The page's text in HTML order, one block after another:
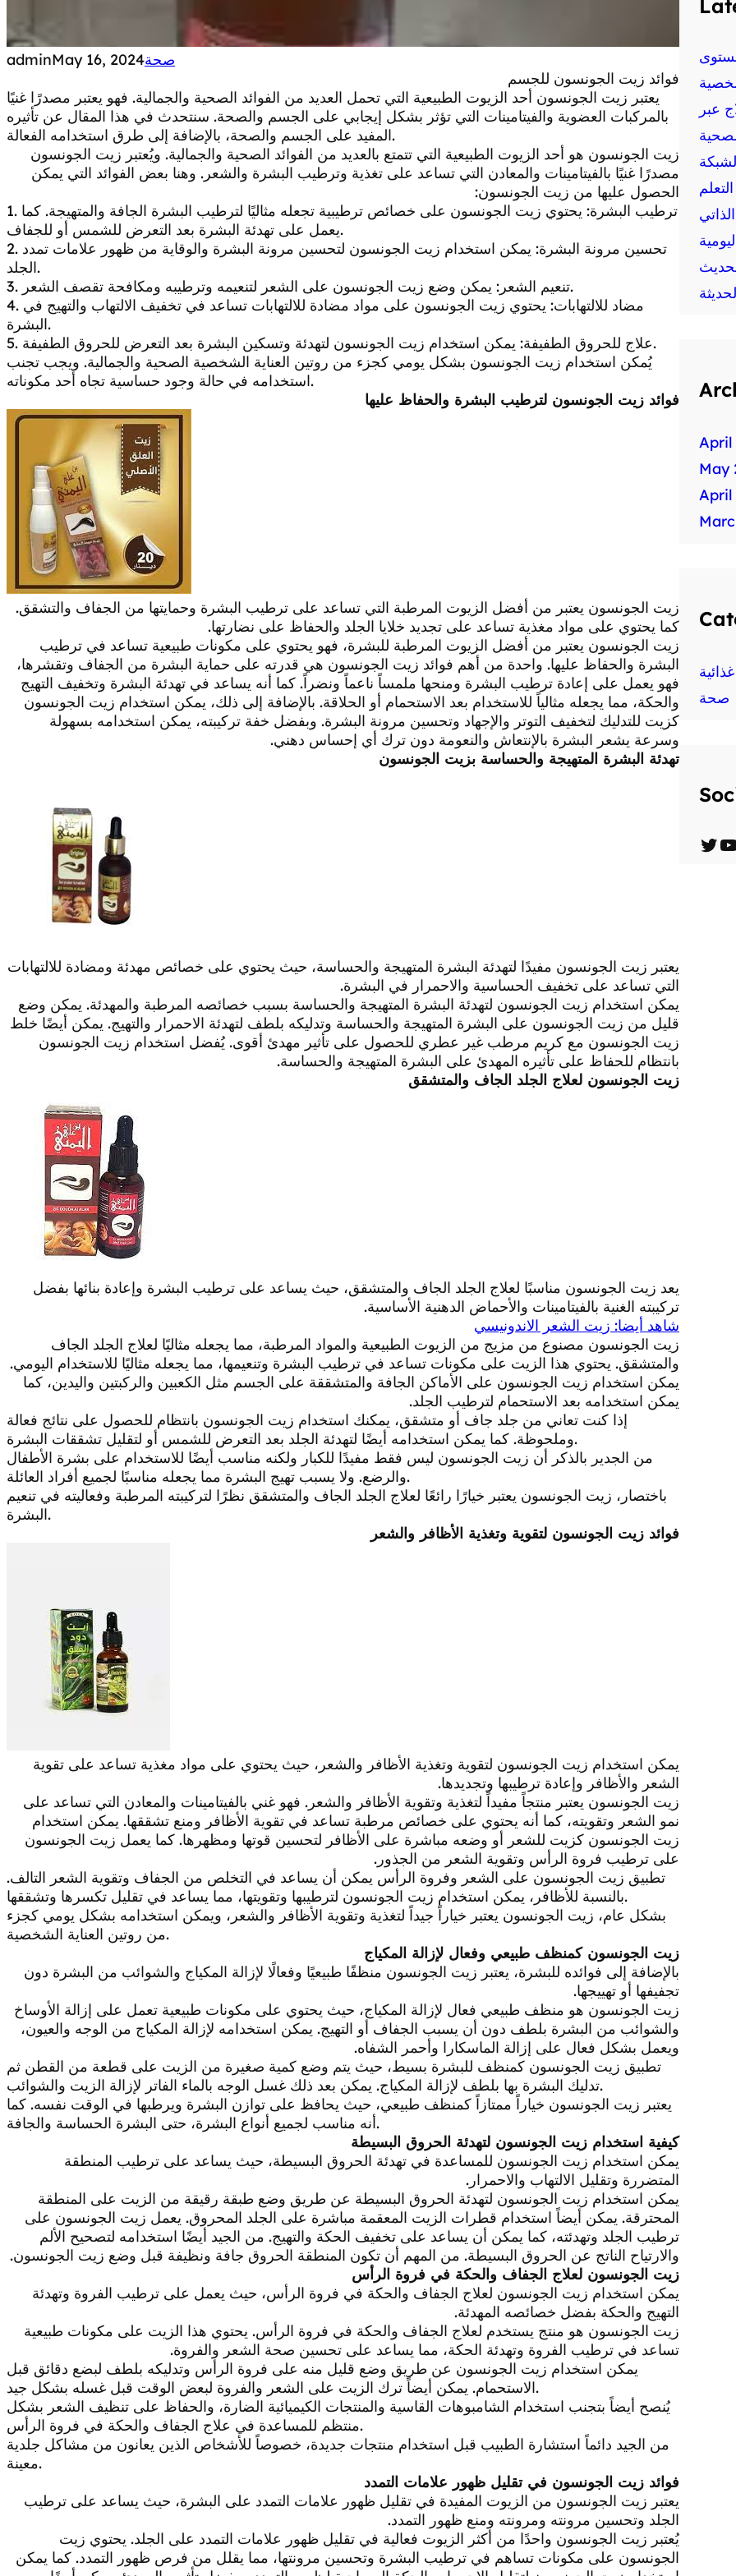
adminMay 16, 2024صحة
فوائد زيت الجونسون للجسم
يعتبر زيت الجونسون أحد الزيوت الطبيعية التي تحمل العديد من الفوائد الصحية والجمالية. فهو يعتبر مصدرًا غنيًا
بالمركبات العضوية والفيتامينات التي تؤثر بشكل إيجابي على الجسم والصحة. سنتحدث في هذا المقال عن تأثيره
المفيد على الجسم والصحة، بالإضافة إلى طرق استخدامه الفعالة.
زيت الجونسون هو أحد الزيوت الطبيعية التي تتمتع بالعديد من الفوائد الصحية والجمالية. ويُعتبر زيت الجونسون
مصدرًا غنيًا بالفيتامينات والمعادن التي تساعد على تغذية وترطيب البشرة والشعر. وهنا بعض الفوائد التي يمكن
الحصول عليها من زيت الجونسون:
1. ترطيب البشرة: يحتوي زيت الجونسون على خصائص ترطيبية تجعله مثاليًا لترطيب البشرة الجافة والمتهيجة. كما
يعمل على تهدئة البشرة بعد التعرض للشمس أو للجفاف.
2. تحسين مرونة البشرة: يمكن استخدام زيت الجونسون لتحسين مرونة البشرة والوقاية من ظهور علامات تمدد
الجلد.
3. تنعيم الشعر: يمكن وضع زيت الجونسون على الشعر لتنعيمه وترطيبه ومكافحة تقصف الشعر.
4. مضاد للالتهابات: يحتوي زيت الجونسون على مواد مضادة للالتهابات تساعد في تخفيف الالتهاب والتهيج في
البشرة.
5. علاج للحروق الطفيفة: يمكن استخدام زيت الجونسون لتهدئة وتسكين البشرة بعد التعرض للحروق الطفيفة.
يُمكن استخدام زيت الجونسون بشكل يومي كجزء من روتين العناية الشخصية الصحية والجمالية. ويجب تجنب
استخدامه في حالة وجود حساسية تجاه أحد مكوناته.
فوائد زيت الجونسون لترطيب البشرة والحفاظ عليها
زيت الجونسون يعتبر من أفضل الزيوت المرطبة التي تساعد على ترطيب البشرة وحمايتها من الجفاف والتشقق.
كما يحتوي على مواد مغذية تساعد على تجديد خلايا الجلد والحفاظ على نضارتها.
زيت الجونسون يعتبر من أفضل الزيوت المرطبة للبشرة، فهو يحتوي على مكونات طبيعية تساعد في ترطيب
البشرة والحفاظ عليها. واحدة من أهم فوائد زيت الجونسون هي قدرته على حماية البشرة من الجفاف وتقشرها،
فهو يعمل على إعادة ترطيب البشرة ومنحها ملمساً ناعماً ونضراً. كما أنه يساعد في تهدئة البشرة وتخفيف التهيج
والحكة، مما يجعله مثالياً للاستخدام بعد الاستحمام أو الحلاقة. بالإضافة إلى ذلك، يمكن استخدام زيت الجونسون
كزيت للتدليك لتخفيف التوتر والإجهاد وتحسين مرونة البشرة. وبفضل خفة تركيبته، يمكن استخدامه بسهولة
وسرعة يشعر البشرة بالإنتعاش والنعومة دون ترك أي إحساس دهني.
تهدئة البشرة المتهيجة والحساسة بزيت الجونسون
يعتبر زيت الجونسون مفيدًا لتهدئة البشرة المتهيجة والحساسة، حيث يحتوي على خصائص مهدئة ومضادة للالتهابات
التي تساعد على تخفيف الحساسية والاحمرار في البشرة.
يمكن استخدام زيت الجونسون لتهدئة البشرة المتهيجة والحساسة بسبب خصائصه المرطبة والمهدئة. يمكن وضع
قليل من زيت الجونسون على البشرة المتهيجة والحساسة وتدليكه بلطف لتهدئة الاحمرار والتهيج. يمكن أيضًا خلط
زيت الجونسون مع كريم مرطب غير عطري للحصول على تأثير مهدئ أقوى. يُفضل استخدام زيت الجونسون
بانتظام للحفاظ على تأثيره المهدئ على البشرة المتهيجة والحساسة.
زيت الجونسون لعلاج الجلد الجاف والمتشقق
يعد زيت الجونسون مناسبًا لعلاج الجلد الجاف والمتشقق، حيث يساعد على ترطيب البشرة وإعادة بنائها بفضل
تركيبته الغنية بالفيتامينات والأحماض الدهنية الأساسية.
شاهد أيضا: زيت الشعر الاندونيسي
زيت الجونسون مصنوع من مزيج من الزيوت الطبيعية والمواد المرطبة، مما يجعله مثاليًا لعلاج الجلد الجاف
والمتشقق. يحتوي هذا الزيت على مكونات تساعد في ترطيب البشرة وتنعيمها، مما يجعله مثاليًا للاستخدام اليومي.
يمكن استخدام زيت الجونسون على الأماكن الجافة والمتشققة على الجسم مثل الكعبين والركبتين واليدين، كما
يمكن استخدامه بعد الاستحمام لترطيب الجلد.
إذا كنت تعاني من جلد جاف أو متشقق، يمكنك استخدام زيت الجونسون بانتظام للحصول على نتائج فعالة
وملحوظة. كما يمكن استخدامه أيضًا لتهدئة الجلد بعد التعرض للشمس أو لتقليل تشققات البشرة.
من الجدير بالذكر أن زيت الجونسون ليس فقط مفيدًا للكبار ولكنه مناسب أيضًا للاستخدام على بشرة الأطفال
والرضع. ولا يسبب تهيج البشرة مما يجعله مناسبًا لجميع أفراد العائلة.
باختصار، زيت الجونسون يعتبر خيارًا رائعًا لعلاج الجلد الجاف والمتشقق نظرًا لتركيبته المرطبة وفعاليته في تنعيم
البشرة.
فوائد زيت الجونسون لتقوية وتغذية الأظافر والشعر
يمكن استخدام زيت الجونسون لتقوية وتغذية الأظافر والشعر، حيث يحتوي على مواد مغذية تساعد على تقوية
الشعر والأظافر وإعادة ترطيبها وتجديدها.
زيت الجونسون يعتبر منتجاً مفيداً لتغذية وتقوية الأظافر والشعر. فهو غني بالفيتامينات والمعادن التي تساعد على
نمو الشعر وتقويته، كما أنه يحتوي على خصائص مرطبة تساعد في تقوية الأظافر ومنع تشققها. يمكن استخدام
زيت الجونسون كزيت للشعر أو وضعه مباشرة على الأظافر لتحسين قوتها ومظهرها. كما يعمل زيت الجونسون
على ترطيب فروة الرأس وتقوية الشعر من الجذور.
تطبيق زيت الجونسون على الشعر وفروة الرأس يمكن أن يساعد في التخلص من الجفاف وتقوية الشعر التالف.
بالنسبة للأظافر، يمكن استخدام زيت الجونسون لترطيبها وتقويتها، مما يساعد في تقليل تكسرها وتشققها.
بشكل عام، زيت الجونسون يعتبر خياراً جيداً لتغذية وتقوية الأظافر والشعر، ويمكن استخدامه بشكل يومي كجزء
من روتين العناية الشخصية.
زيت الجونسون كمنظف طبيعي وفعال لإزالة المكياج
بالإضافة إلى فوائده للبشرة، يعتبر زيت الجونسون منظفًا طبيعيًا وفعالًا لإزالة المكياج والشوائب من البشرة دون
تجفيفها أو تهييجها.
زيت الجونسون هو منظف طبيعي فعال لإزالة المكياج، حيث يحتوي على مكونات طبيعية تعمل على إزالة الأوساخ
والشوائب من البشرة بلطف دون أن يسبب الجفاف أو التهيج. يمكن استخدامه لإزالة المكياج من الوجه والعيون،
ويعمل بشكل فعال على إزالة الماسكارا وأحمر الشفاه.
تطبيق زيت الجونسون كمنظف للبشرة بسيط، حيث يتم وضع كمية صغيرة من الزيت على قطعة من القطن ثم
تدليك البشرة بها بلطف لإزالة المكياج. يمكن بعد ذلك غسل الوجه بالماء الفاتر لإزالة الزيت والشوائب.
يعتبر زيت الجونسون خياراً ممتازاً كمنظف طبيعي، حيث يحافظ على توازن البشرة ويرطبها في الوقت نفسه. كما
أنه مناسب لجميع أنواع البشرة، حتى البشرة الحساسة والجافة.
كيفية استخدام زيت الجونسون لتهدئة الحروق البسيطة
يمكن استخدام زيت الجونسون للمساعدة في تهدئة الحروق البسيطة، حيث يساعد على ترطيب المنطقة
المتضررة وتقليل الالتهاب والاحمرار.
يمكن استخدام زيت الجونسون لتهدئة الحروق البسيطة عن طريق وضع طبقة رقيقة من الزيت على المنطقة
المحترقة. يمكن أيضاً استخدام قطرات الزيت المعقمة مباشرة على الجلد المحروق. يعمل زيت الجونسون على
ترطيب الجلد وتهدئته، كما يمكن أن يساعد على تخفيف الحكة والتهيج. من الجيد أيضًا استخدامه لتصحيح الألم
والارتياح الناتج عن الحروق البسيطة. من المهم أن تكون المنطقة الحروق جافة ونظيفة قبل وضع زيت الجونسون.
زيت الجونسون لعلاج الجفاف والحكة في فروة الرأس
يمكن استخدام زيت الجونسون لعلاج الجفاف والحكة في فروة الرأس، حيث يعمل على ترطيب الفروة وتهدئة
التهيج والحكة بفضل خصائصه المهدئة.
زيت الجونسون هو منتج يستخدم لعلاج الجفاف والحكة في فروة الرأس. يحتوي هذا الزيت على مكونات طبيعية
تساعد في ترطيب الفروة وتهدئة الحكة، مما يساعد على تحسين صحة الشعر والفروة.
يمكن استخدام زيت الجونسون عن طريق وضع قليل منه على فروة الرأس وتدليكه بلطف لبضع دقائق قبل
الاستحمام. يمكن أيضاً ترك الزيت على الشعر والفروة لبعض الوقت قبل غسله بشكل جيد.
يُنصح أيضاً بتجنب استخدام الشامبوهات القاسية والمنتجات الكيميائية الضارة، والحفاظ على تنظيف الشعر بشكل
منتظم للمساعدة في علاج الجفاف والحكة في فروة الرأس.
من الجيد دائماً استشارة الطبيب قبل استخدام منتجات جديدة، خصوصاً للأشخاص الذين يعانون من مشاكل جلدية
معينة.
فوائد زيت الجونسون في تقليل ظهور علامات التمدد
يعتبر زيت الجونسون من الزيوت المفيدة في تقليل ظهور علامات التمدد على البشرة، حيث يساعد على ترطيب
الجلد وتحسين مرونته ومرونته ومنع ظهور التمدد.
يُعتبر زيت الجونسون واحدًا من أكثر الزيوت فعالية في تقليل ظهور علامات التمدد على الجلد. يحتوي زيت
الجونسون على مكونات تساهم في ترطيب البشرة وتحسين مرونتها، مما يقلل من فرص ظهور التمدد. كما يمكن
عبر
الذاتي
April
May
April
صحة
T Y